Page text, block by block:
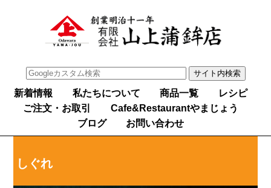
新着情報 私たちについて 商品一覧
レシピ
ご注文・お取引
Cafe&Restaurantやまじょう
ブログ
お問い合わせ
しぐれ